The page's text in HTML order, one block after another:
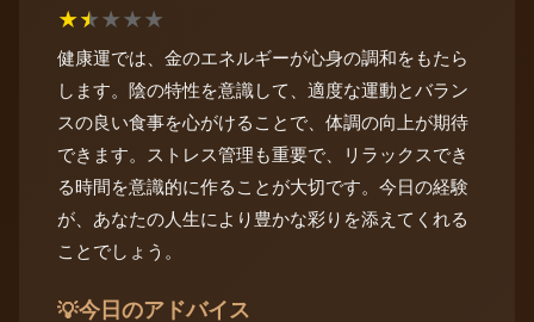
★★★★★
健康運では、金のエネルギーが心身の調和をもたら
します。陰の特性を意識して、適度な運動とバラン
スの良い食事を心がけることで、体調の向上が期待
できます。ストレス管理も重要で、リラックスでき
る時間を意識的に作ることが大切です。今日の経験
が、あなたの人生により豊かな彩りを添えてくれる
ことでしょう。
💡今日のアドバイス